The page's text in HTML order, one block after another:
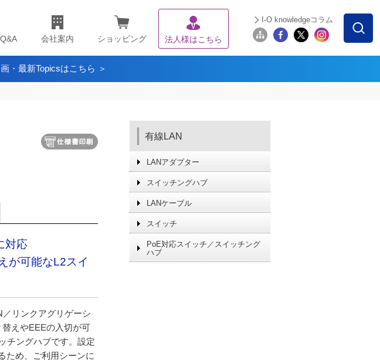
会社案内 ショッピング 法人様はこちら
I-O knowledgeコラム
・最新Topicsはこちら ＞
対応
が可能なL2スイ
リンクアグリゲーシ
えやEEEの入切が可
チングハブです。設定
ため、ご利用シーンに
有線LAN
LANアダプター
スイッチングハブ
LANケーブル
スイッチ
PoE対応スイッチ／スイッチング
ハブ